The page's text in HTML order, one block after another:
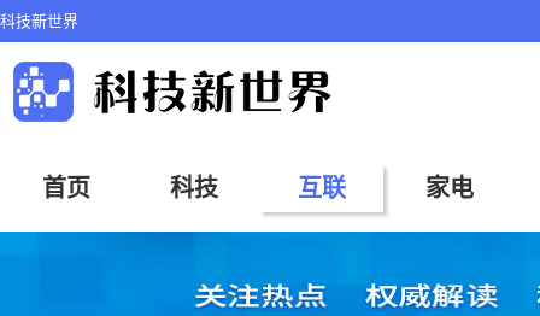
科技新世界
首页 科技 互联 家电